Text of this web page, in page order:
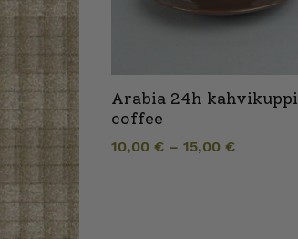
Arabia 24h kahvikuppi
coffee
10,00 € – 15,00 €